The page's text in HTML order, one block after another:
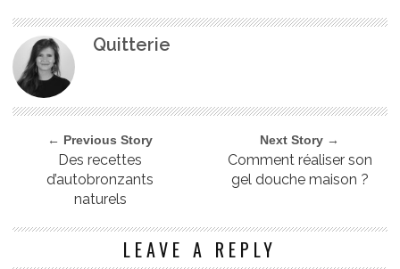
Quitterie
← Previous Story
Des recettes
d’autobronzants
naturels
Next Story →
Comment réaliser son
gel douche maison ?
LEAVE A REPLY